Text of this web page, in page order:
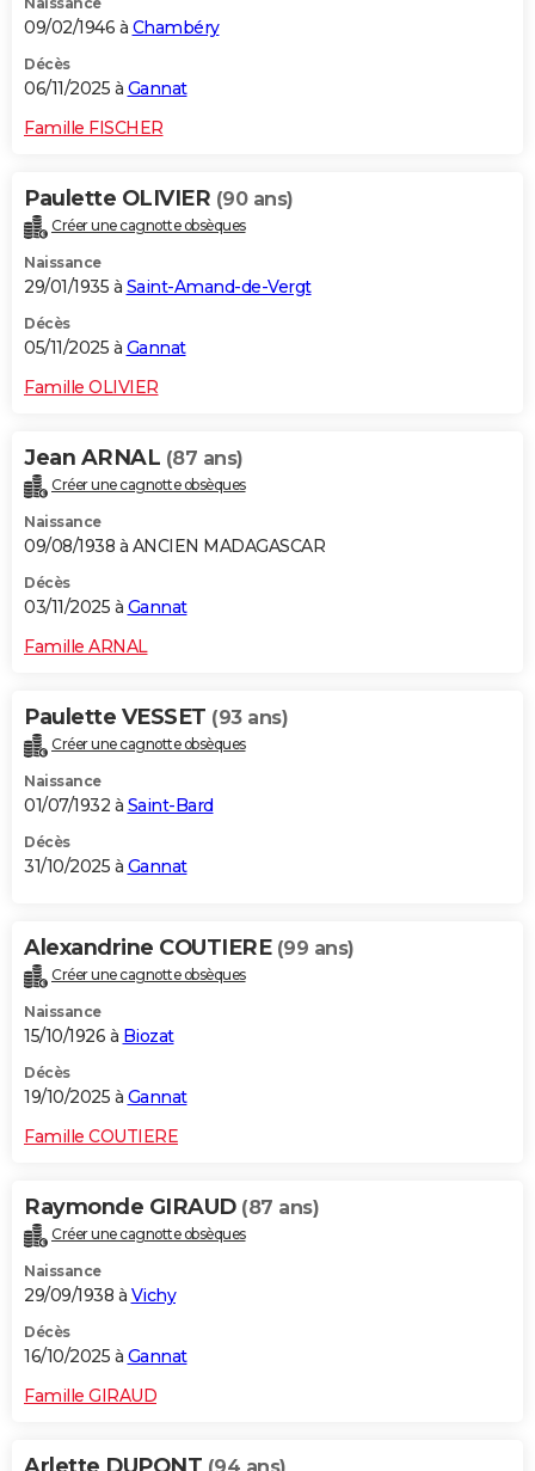
09/02/1946 à Chambéry
Décès
06/11/2025 à Gannat
Famille FISCHER
Paulette OLIVIER (90 ans)
Créer une cagnotte obsèques
Naissance
29/01/1935 à Saint-Amand-de-Vergt
Décès
05/11/2025 à Gannat
Famille OLIVIER
Jean ARNAL (87 ans)
Créer une cagnotte obsèques
Naissance
09/08/1938 à ANCIEN MADAGASCAR
Décès
03/11/2025 à Gannat
Famille ARNAL
Paulette VESSET (93 ans)
Créer une cagnotte obsèques
Naissance
01/07/1932 à Saint-Bard
Décès
31/10/2025 à Gannat
Alexandrine COUTIERE (99 ans)
Créer une cagnotte obsèques
Naissance
15/10/1926 à Biozat
Décès
19/10/2025 à Gannat
Famille COUTIERE
Raymonde GIRAUD (87 ans)
Créer une cagnotte obsèques
Naissance
29/09/1938 à Vichy
Décès
16/10/2025 à Gannat
Famille GIRAUD